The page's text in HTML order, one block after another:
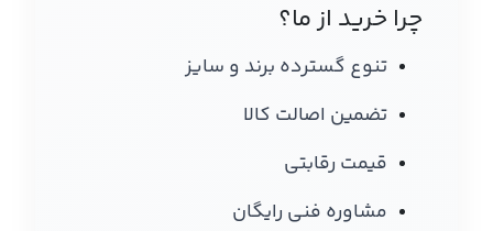
چرا خرید از ما؟
تنوع گسترده برند و سایز
تضمین اصالت کالا
قیمت رقابتی
مشاوره فنی رایگان